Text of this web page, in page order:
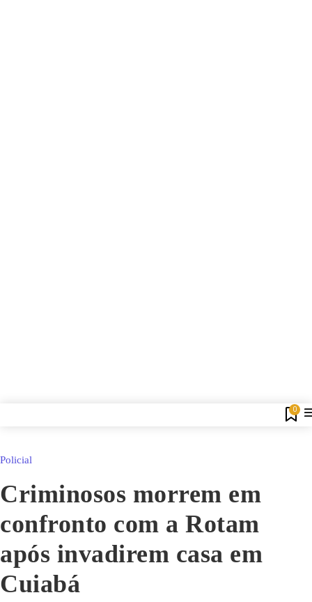
0
Policial
Criminosos morrem em
confronto com a Rotam
após invadirem casa em
Cuiabá